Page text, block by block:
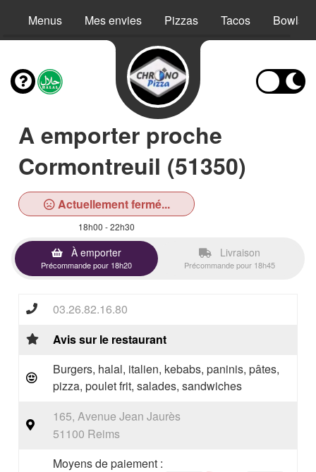
Menus Mes envies Pizzas Tacos Bowls
A emporter proche
Cormontreuil (51350)
Actuellement fermé...
18h00 - 22h30
À emporter
Précommande pour 18h20
Livraison
Précommande pour 18h45
03.26.82.16.80
Avis sur le restaurant
Burgers, halal, italien, kebabs, paninis, pâtes,
pizza, poulet frit, salades, sandwiches
165, Avenue Jean Jaurès
51100 Reims
Moyens de paiement :